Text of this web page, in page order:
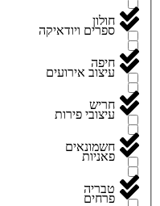
ספרים ויודאיקה
עיצוב אירועים
עיצובי פירות
פאניות
פרחים
חולון
חיפה
חריש
חשמונאים
טבריה